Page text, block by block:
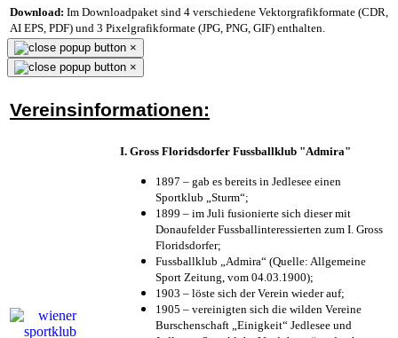
Download: Im Downloadpaket sind 4 verschiedene Vektorgrafikformate (CDR,
AI EPS, PDF) und 3 Pixelgrafikformate (JPG, PNG, GIF) enthalten.
×
×
Vereinsinformationen:
I. Gross Floridsdorfer Fussballklub "Admira"
1897 – gab es bereits in Jedlesee einen
Sportklub „Sturm“;
1899 – im Juli fusionierte sich dieser mit
Donaufelder Fussballinteressierten zum I. Gross
Floridsdorfer;
Fussballklub „Admira“ (Quelle: Allgemeine
Sport Zeitung, vom 04.03.1900);
1903 – löste sich der Verein wieder auf;
1905 – vereinigten sich die wilden Vereine
Burschenschaft „Einigkeit“ Jedlesee und